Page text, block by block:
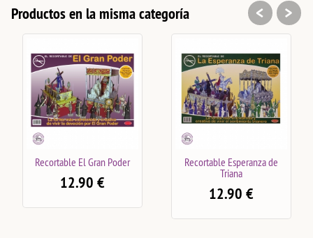
Productos en la misma categoría
Poder
Recortable Esperanza de
Recortable San
< >